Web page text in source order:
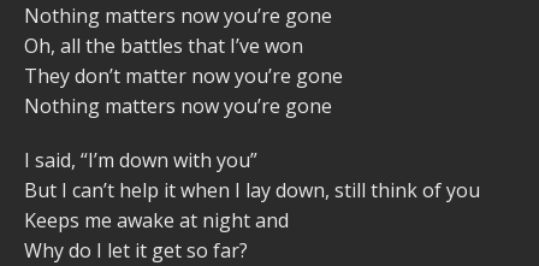
Nothing matters now you’re gone
Oh, all the battles that I’ve won
They don’t matter now you’re gone
Nothing matters now you’re gone
I said, “I’m down with you”
But I can’t help it when I lay down, still think of you
Keeps me awake at night and
Why do I let it get so far?